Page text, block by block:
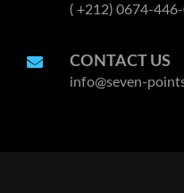
( +212) 0674-
CONTACT US
info@seven-